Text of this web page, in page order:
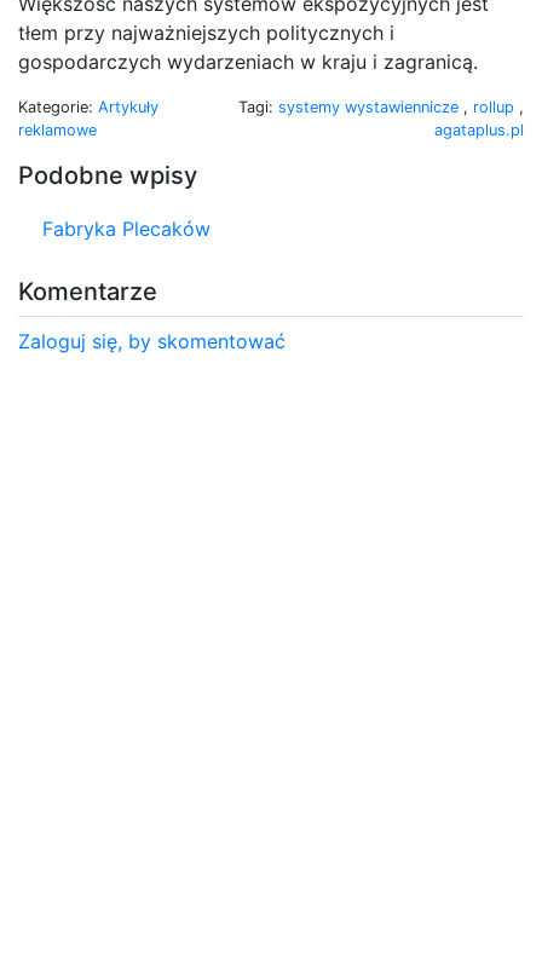
tłem przy najważniejszych politycznych i
gospodarczych wydarzeniach w kraju i zagranicą.
Kategorie: Artykuły
reklamowe
Tagi: systemy wystawiennicze , rollup ,
agataplus.pl
Podobne wpisy
Fabryka Plecaków
Komentarze
Zaloguj się, by skomentować